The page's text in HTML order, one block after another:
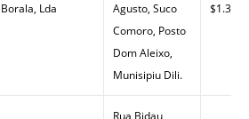
Borala, Lda
Agusto, Suco
Comoro, Posto
Dom Aleixo,
Munisipiu Dili.
$1.32
Rua Bidau